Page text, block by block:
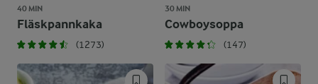
40 MIN
Fläskpannkaka
(1273)
30 MIN
Cowboysoppa
(147)